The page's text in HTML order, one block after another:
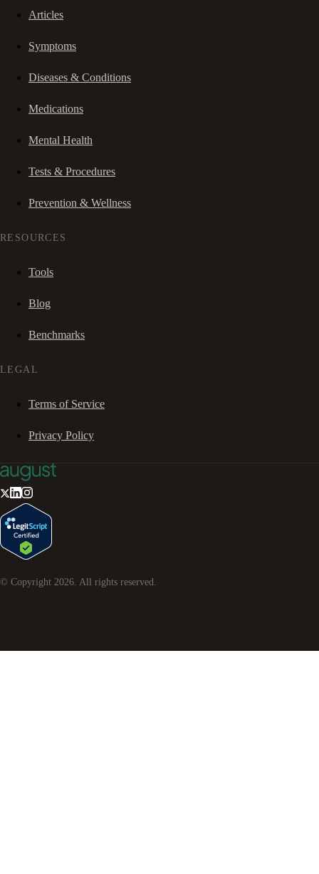
Articles
Symptoms
Diseases & Conditions
Medications
Mental Health
Tests & Procedures
Prevention & Wellness
RESOURCES
Tools
Blog
Benchmarks
LEGAL
Terms of Service
Privacy Policy
© Copyright 2026. All rights reserved.